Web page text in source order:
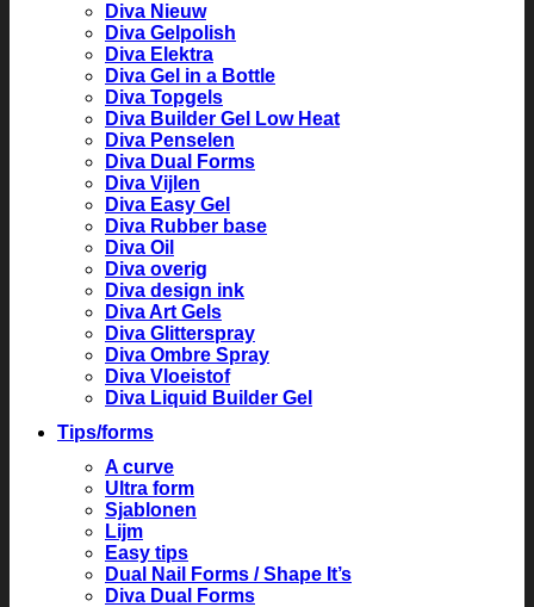
Diva Nieuw
Diva Gelpolish
Diva Elektra
Diva Gel in a Bottle
Diva Topgels
Diva Builder Gel Low Heat
Diva Penselen
Diva Dual Forms
Diva Vijlen
Diva Easy Gel
Diva Rubber base
Diva Oil
Diva overig
Diva design ink
Diva Art Gels
Diva Glitterspray
Diva Ombre Spray
Diva Vloeistof
Diva Liquid Builder Gel
Tips/forms
A curve
Ultra form
Sjablonen
Lijm
Easy tips
Dual Nail Forms / Shape It’s
Diva Dual Forms